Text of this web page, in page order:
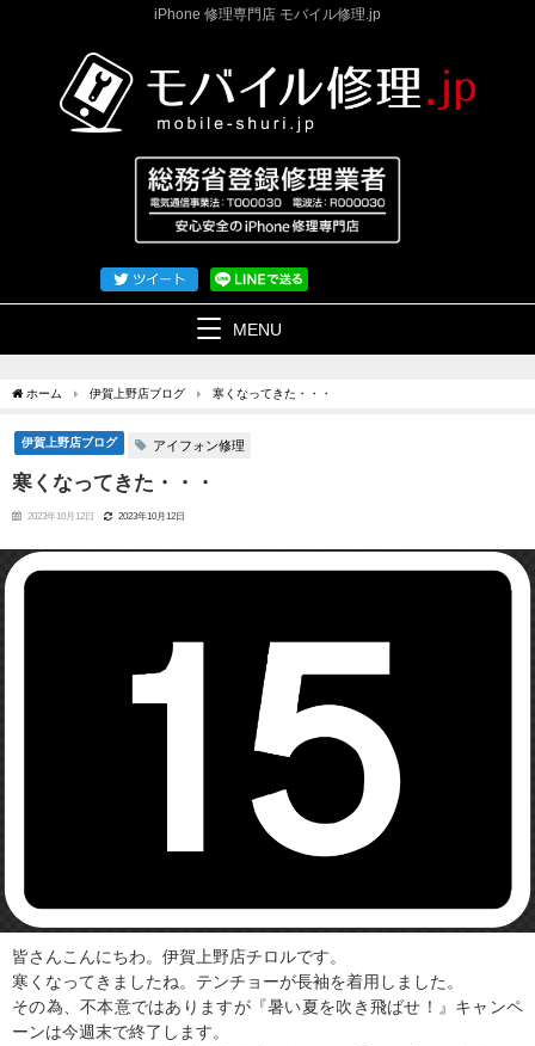
iPhone 修理専門店 モバイル修理.jp
MENU
ホーム 伊賀上野店ブログ 寒くなってきた・・・
伊賀上野店ブログ アイフォン修理
寒くなってきた・・・
2023年10月12日 2023年10月12日
皆さんこんにちわ。伊賀上野店チロルです。
寒くなってきましたね。テンチョーが長袖を着用しました。
その為、不本意ではありますが『暑い夏を吹き飛ばせ！』キャンペ
ーンは今週末で終了します。